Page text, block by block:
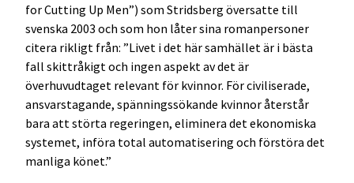
for Cutting Up Men”) som Stridsberg översatte till
svenska 2003 och som hon låter sina romanpersoner
citera rikligt från: ”Livet i det här samhället är i bästa
fall skittråkigt och ingen aspekt av det är
överhuvudtaget relevant för kvinnor. För civiliserade,
ansvarstagande, spänningssökande kvinnor återstår
bara att störta regeringen, eliminera det ekonomiska
systemet, införa total automatisering och förstöra det
manliga könet.”